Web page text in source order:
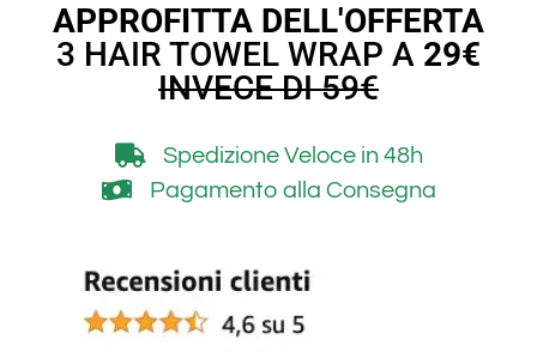
APPROFITTA DELL'OFFERTA
3 HAIR TOWEL WRAP A 29€
INVECE DI 59€
Spedizione Velocein 48h
Pagamento alla Consegna